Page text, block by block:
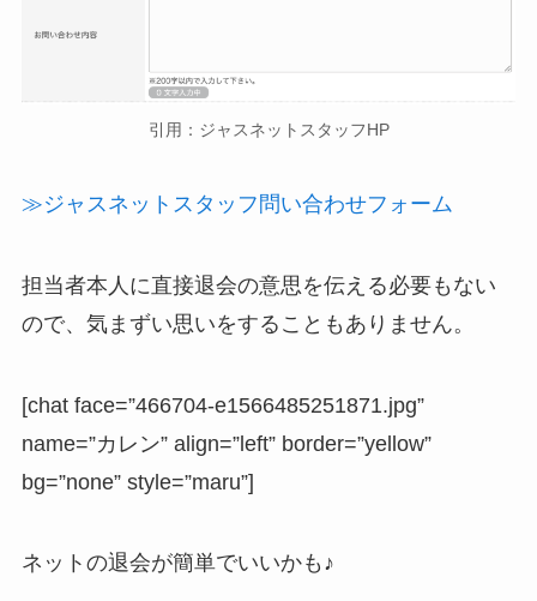
引用：ジャスネットスタッフHP
≫ジャスネットスタッフ問い合わせフォーム
担当者本人に直接退会の意思を伝える必要もない
ので、気まずい思いをすることもありません。
[chat face=”466704-e1566485251871.jpg”
name=”カレン” align=”left” border=”yellow”
bg=”none” style=”maru”]
ネットの退会が簡単でいいかも♪